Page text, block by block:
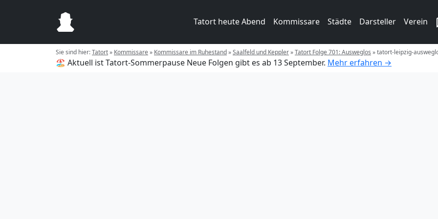
Tatort heute Abend Kommissare Städte Darsteller Verein
Sie sind hier:Tatort» Kommissare» Kommissare im Ruhestand»Saalfeld und Keppler»Tatort Folge 701: Ausweglos »tatort-leipzig-
🏖️ Aktuell ist Tatort-Sommerpause Neue Folgen gibt es ab 13 September. Mehr erfahren →